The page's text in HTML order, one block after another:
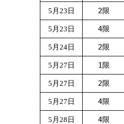
5月23日 2限
5月23日 4限
5月24日 2限
5月27日 1限
5月27日 2限
5月27日 4限
5月28日 4限